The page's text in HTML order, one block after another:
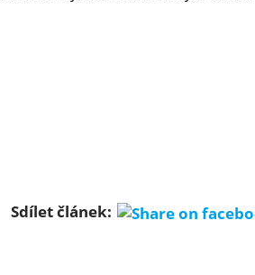
Sdílet článek: